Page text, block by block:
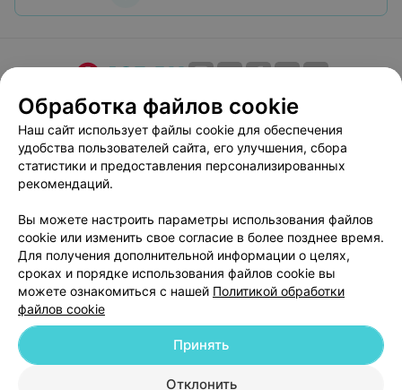
О проекте Новости проекта
Размещение рекламы
Медицинский маркетинг
Публичный договор
Пользовательское соглашение
Способы оплаты
Партнеры
Написать в поддержку
Персональные настройки cookie
Обработка персональных данных
Обработка файлов cookie
Наш сайт использует файлы cookie для обеспечения
удобства пользователей сайта, его улучшения, сбора
статистики и предоставления персонализированных
рекомендаций.
Вы можете настроить параметры использования файлов
cookie или изменить свое согласие в более позднее время.
Для получения дополнительной информации о целях,
сроках и порядке использования файлов cookie вы
можете ознакомиться с нашей Политикой обработки
файлов cookie
Отклонить
Принять